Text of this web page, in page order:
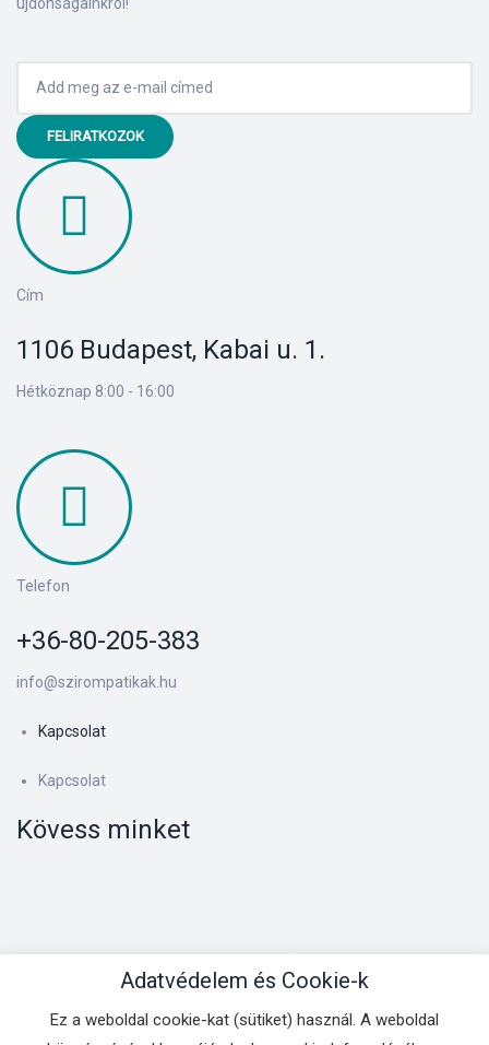
FELIRATKOZOK
Cím
1106 Budapest, Kabai u. 1.
Hétköznap 8:00 - 16:00
Telefon
+36-80-205-383
info@szirompatikak.hu
Kapcsolat
Kapcsolat
Kövess minket
Kapcsolat
Adatvédelem és Cookie-k
Ez a weboldal cookie-kat (sütiket) használ. A weboldal